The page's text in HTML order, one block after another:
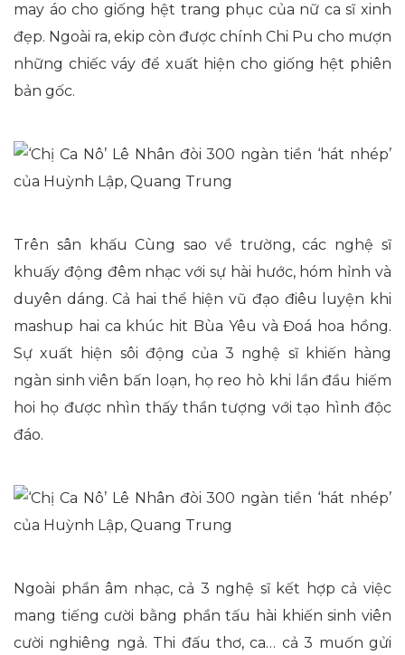
may áo cho giống hệt trang phục của nữ ca sĩ xinh
đẹp. Ngoài ra, ekip còn được chính Chi Pu cho mượn
những chiếc váy để xuất hiện cho giống hệt phiên
bản gốc.
Trên sân khấu Cùng sao về trường, các nghệ sĩ
khuấy động đêm nhạc với sự hài hước, hóm hỉnh và
duyên dáng. Cả hai thể hiện vũ đạo điêu luyện khi
mashup hai ca khúc hit Bùa Yêu và Đoá hoa hồng.
Sự xuất hiện sôi động của 3 nghệ sĩ khiến hàng
ngàn sinh viên bấn loạn, họ reo hò khi lần đầu hiếm
hoi họ được nhìn thấy thần tượng với tạo hình độc
đáo.
Ngoài phần âm nhạc, cả 3 nghệ sĩ kết hợp cả việc
mang tiếng cười bằng phần tấu hài khiến sinh viên
cười nghiêng ngả. Thi đấu thơ, ca… cả 3 muốn gửi